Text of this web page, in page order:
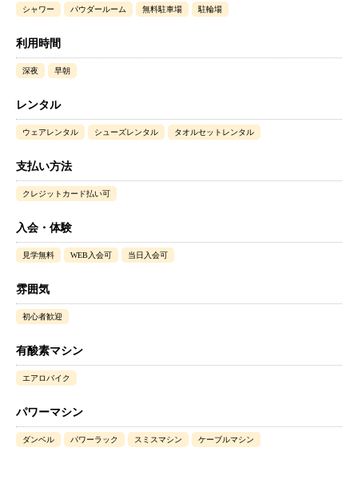
シャワー
パウダールーム 無料駐車場 駐輪場
利用時間
深夜 早朝
レンタル
ウェアレンタル シューズレンタル タオルセットレンタル
支払い方法
クレジットカード払い可
入会・体験
見学無料 WEB入会可 当日入会可
雰囲気
初心者歓迎
有酸素マシン
エアロバイク
パワーマシン
ダンベル パワーラック スミスマシン ケーブルマシン